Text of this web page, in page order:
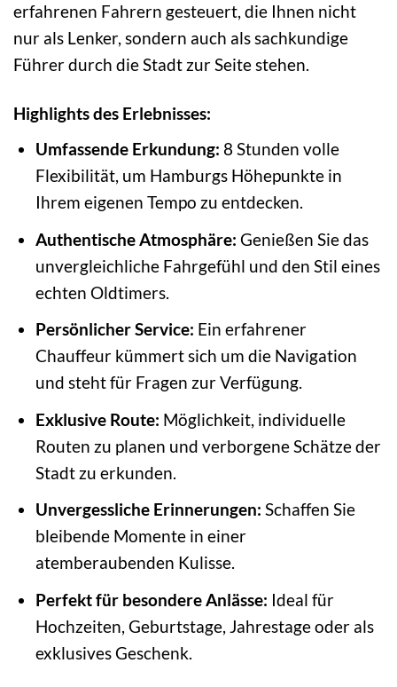
erfahrenen Fahrern gesteuert, die Ihnen nicht
nur als Lenker, sondern auch als sachkundige
Führer durch die Stadt zur Seite stehen.
Highlights des Erlebnisses:
Umfassende Erkundung: 8 Stunden volle
Flexibilität, um Hamburgs Höhepunkte in
Ihrem eigenen Tempo zu entdecken.
Authentische Atmosphäre: Genießen Sie das
unvergleichliche Fahrgefühl und den Stil eines
echten Oldtimers.
Persönlicher Service: Ein erfahrener
Chauffeur kümmert sich um die Navigation
und steht für Fragen zur Verfügung.
Exklusive Route: Möglichkeit, individuelle
Routen zu planen und verborgene Schätze der
Stadt zu erkunden.
Unvergessliche Erinnerungen: Schaffen Sie
bleibende Momente in einer
atemberaubenden Kulisse.
Perfekt für besondere Anlässe: Ideal für
Hochzeiten, Geburtstage, Jahrestage oder als
exklusives Geschenk.